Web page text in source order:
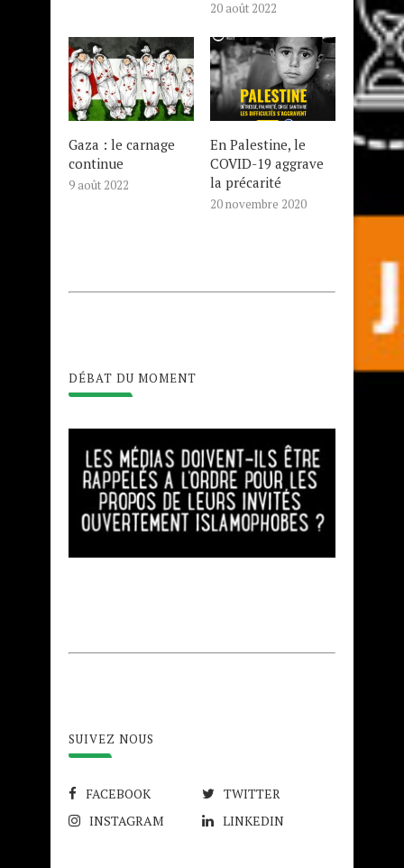
20 août 2022
Gaza : le carnage
continue
9 août 2022
En Palestine, le
COVID-19 aggrave
la précarité
20 novembre 2020
DÉBAT DU MOMENT
SUIVEZ NOUS
FACEBOOK
TWITTER
INSTAGRAM
LINKEDIN